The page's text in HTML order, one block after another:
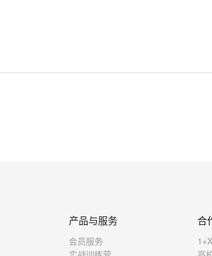
产品与服务
会员服务
合